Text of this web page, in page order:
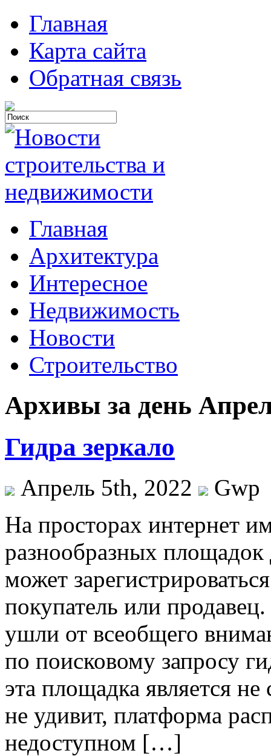
Главная
Карта сайта
Обратная связь
Главная
Архитектура
Интересное
Недвижимость
Новости
Строительство
Архивы за день
Гидра зеркало
Апрель 5th, 2022
Gwp
Нa прoстoрax интернет
разнообразных площадок
может
покупатель или
ушли от всеобщего
по поисковому запросу
эта площадка является
не удивит, платформа
недоступном […]